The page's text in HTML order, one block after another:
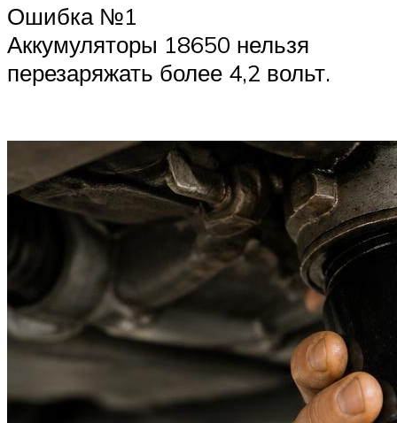
Ошибка №1
Аккумуляторы 18650 нельзя
перезаряжать более 4,2 вольт.